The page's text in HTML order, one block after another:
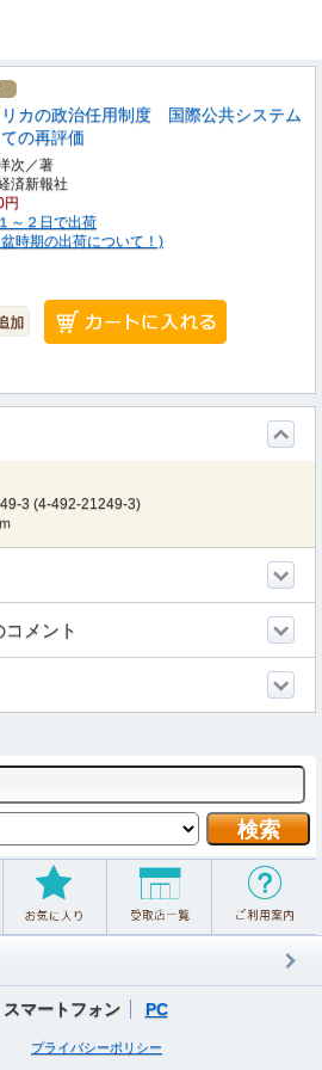
カの政治任用制度 国際公共システム
の再評価
次／著
済新報社
円
～２日で出荷
時期の出荷について！)
3 (4-492-21249-3)
メント
スマートフォン PC
プライバシーポリシー